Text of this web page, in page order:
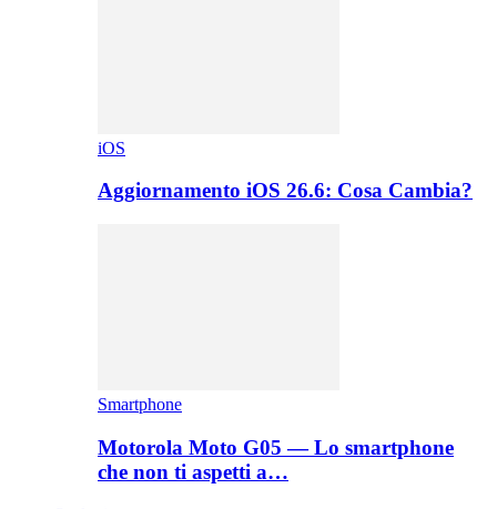
iOS
Aggiornamento iOS 26.6: Cosa Cambia?
Smartphone
Motorola Moto G05 — Lo smartphone
che non ti aspetti a…